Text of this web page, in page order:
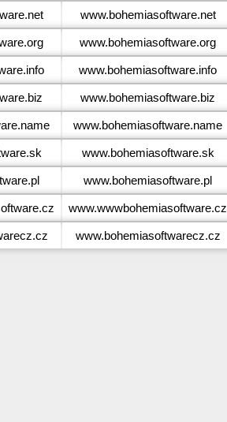
www.bohemiasoftware.net
www.bohemiasoftware.org
www.bohemiasoftware.info
www.bohemiasoftware.biz
www.bohemiasoftware.name
www.bohemiasoftware.sk
www.bohemiasoftware.pl
www.wwwbohemiasoftware.cz
www.bohemiasoftwarecz.cz